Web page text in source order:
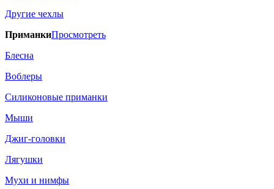
Другие чехлы
ПриманкиПросмотреть
Блесна
Воблеры
Силиконовые приманки
Мыши
Джиг-головки
Лягушки
Мухи и нимфы